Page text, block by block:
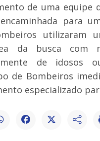
de uma equipe
para
utilizaram
da busca com
de idosos
de Bombeiros
especializado